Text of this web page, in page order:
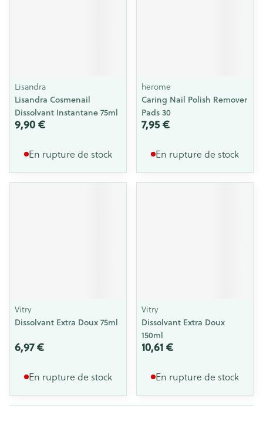
Lisandra
Lisandra Cosmenail
Dissolvant Instantane 75ml
9,90 €
En rupture de stock
herome
Caring Nail Polish Remover
Pads 30
7,95 €
En rupture de stock
Vitry
Dissolvant Extra Doux 75ml
6,97 €
En rupture de stock
Vitry
Dissolvant Extra Doux
150ml
10,61 €
En rupture de stock